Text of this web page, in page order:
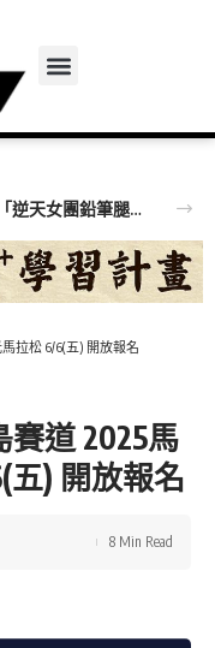
王彩樺擔任味全龍開球嘉賓 尬舞小龍女「逆天女團鉛筆腿」搶鏡
拉松 6/6(五) 開放報名
道 2025馬
) 開放報名
8 Min Read